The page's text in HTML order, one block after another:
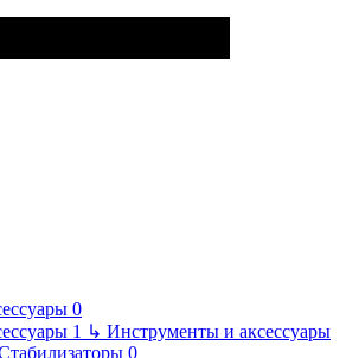
↳ Инструменты и аксессуары